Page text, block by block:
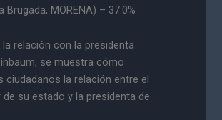
Brugada, MORENA) – 37.0%
la relación con la presidenta
se muestra cómo
ciudadanos la relación entre el
de su estado y la presidenta de